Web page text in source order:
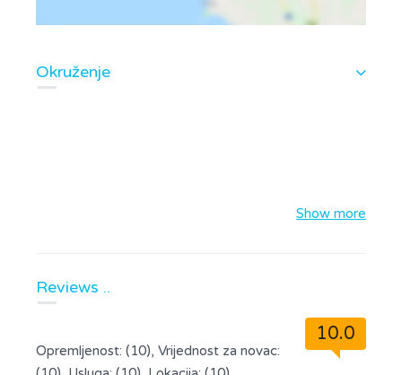
Okruženje
Show more
Reviews ..
10.0
Opremljenost: (10), Vrijednost za novac: